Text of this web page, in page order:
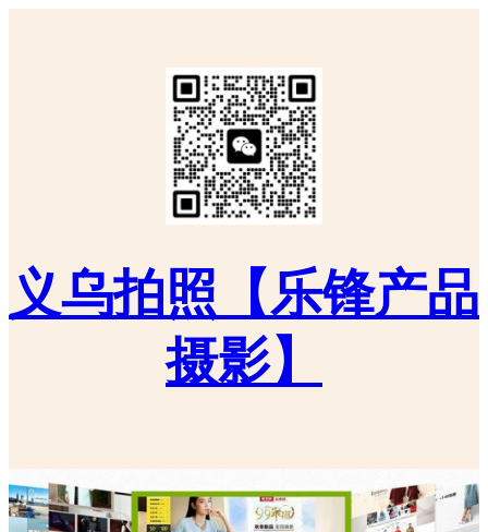
义乌拍照【乐锋产品
摄影】